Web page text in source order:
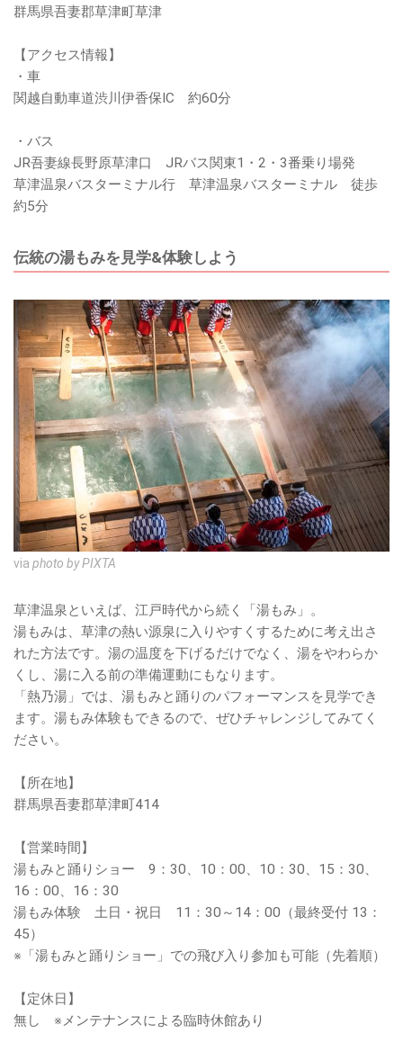
群馬県吾妻郡草津町草津
【アクセス情報】
・車
関越自動車道渋川伊香保IC 約60分
・バス
JR吾妻線長野原草津口 JRバス関東1・2・3番乗り場発
草津温泉バスターミナル行 草津温泉バスターミナル 徒歩
約5分
伝統の湯もみを見学&体験しよう
via photo by PIXTA
草津温泉といえば、江戸時代から続く「湯もみ」。
湯もみは、草津の熱い源泉に入りやすくするために考え出さ
れた方法です。湯の温度を下げるだけでなく、湯をやわらか
くし、湯に入る前の準備運動にもなります。
「熱乃湯」では、湯もみと踊りのパフォーマンスを見学でき
ます。湯もみ体験もできるので、ぜひチャレンジしてみてく
ださい。
【所在地】
群馬県吾妻郡草津町414
【営業時間】
湯もみと踊りショー 9：30、10：00、10：30、15：30、
16：00、16：30
湯もみ体験 土日・祝日 11：30～14：00（最終受付 13：
45）
※「湯もみと踊りショー」での飛び入り参加も可能（先着順）
【定休日】
無し ※メンテナンスによる臨時休館あり